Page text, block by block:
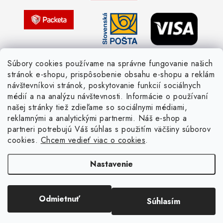
Súbory cookies používame na správne fungovanie našich
stránok e-shopu, prispôsobenie obsahu e-shopu a reklám
návštevníkovi stránok, poskytovanie funkcií sociálnych
médií a na analýzu návštevnosti. Informácie o používaní
našej stránky tiež zdieľame so sociálnymi médiami,
reklamnými a analytickými partnermi. Náš e-shop a
partneri potrebujú Váš súhlas s použitím väčšiny súborov
cookies. Chcem vedieť viac o cookies.
Nastavenie
Odmietnuť Súhlasím
Pletený slovník česky-anglicky
Vytvoril Shoptet
Žienka domáca. Všetky práva vyhradené.
cookies